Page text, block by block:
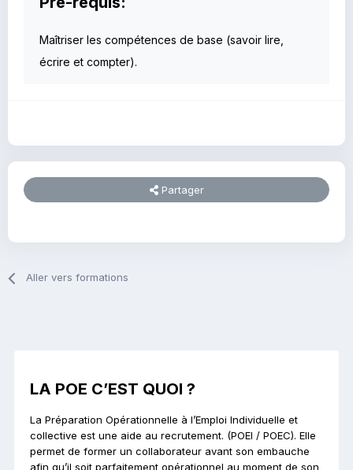
Maîtriser les compétences de base (savoir lire,
écrire et compter).
Partager
Aller vers formations
LA POE C’EST QUOI ?
La Préparation Opérationnelle à l’Emploi Individuelle et
collective est une aide au recrutement. (POEI / POEC). Elle
permet de former un collaborateur avant son embauche
afin qu’il soit parfaitement opérationnel au moment de son